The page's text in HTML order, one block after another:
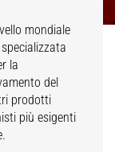
mondiale
la
del
prodotti
più esigenti